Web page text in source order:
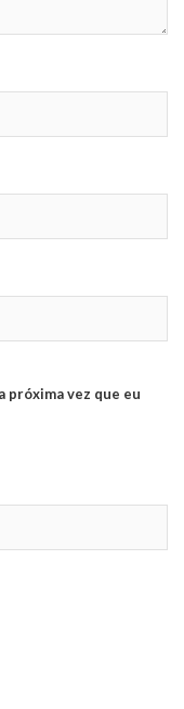
próxima vez que eu